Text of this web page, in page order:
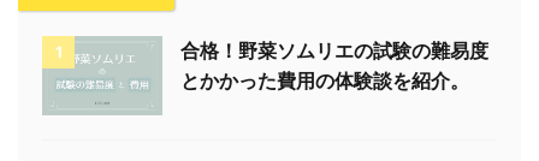
1
合格！野菜ソムリエの試験の難易度
とかかった費用の体験談を紹介。